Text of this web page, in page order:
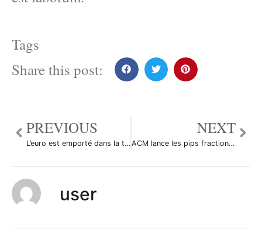
Tags
Share this post:
PREVIOUS
L’euro est emporté dans la tourmente
NEXT
ACM lance les pips fractionnés
user